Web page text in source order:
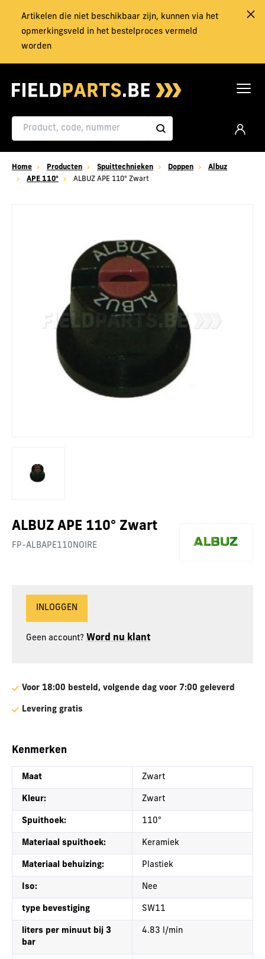
Artikelen die niet beschikbaar zijn, kunnen via het
opmerkingsveld in het bestelproces vermeld
worden
Home Producten Spuittechnieken Doppen
Albuz
APE 110°
ALBUZ APE 110° Zwart
ALBUZ APE 110° Zwart
FP-ALBAPE110NOIRE
INLOGGEN
Geen account? Word nu klant
Voor 18:00 besteld, volgende dag voor 7:00 geleverd
Levering gratis
Kenmerken
Maat Zwart
Kleur: Zwart
Spuithoek: 110°
Materiaal spuithoek: Keramiek
Materiaal behuizing: Plastiek
Iso: Nee
type bevestiging SW11
liters per minuut bij 3
bar
4.83 l/min